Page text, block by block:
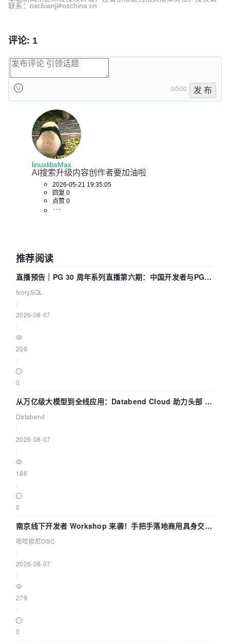
联系：oscbianji#oschina.cn
评论: 1
0/500 发 布
linuxlibsMax
AI搜索升级内容创作者要加油啦
2026-05-21 19:35:05
回复 0
点赞 0
推荐阅读
直播预告｜PG 30 周年系列直播第六期：中国开发者与PG内
核——我们改得动吗？我们贡献了什么？
IvorySQL
2026-08-07
209
0
从万亿级大模型到全线应用：Databend Cloud 助力头部 AI
企业构建全链路 Trace 数据管道
Databend
2026-08-07
186
0
南京线下开发者 Workshop 来袭！手把手落地商用具身交互
智能 Agent 应用
哈哈欧尼OSC
2026-08-07
279
0